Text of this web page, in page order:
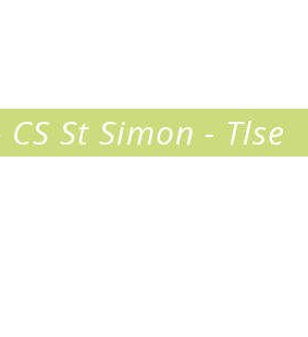
St Simon - Tlse